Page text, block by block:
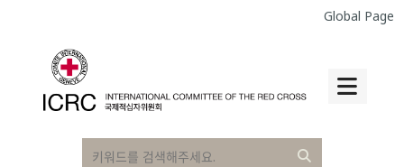
Global Page